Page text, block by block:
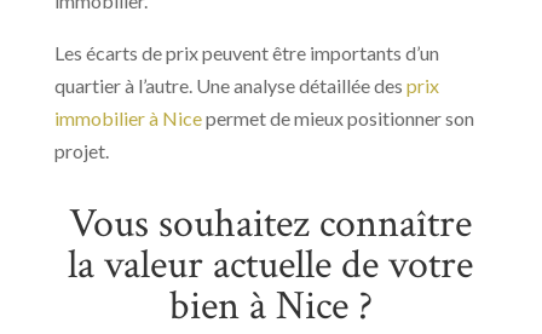
Les écarts de prix peuvent être importants d’un
quartier à l’autre. Une analyse détaillée des prix
immobilier à Nicepermet de mieux positionner son
projet.
Vous souhaitez connaître
la valeur actuelle de votre
bien à Nice ?